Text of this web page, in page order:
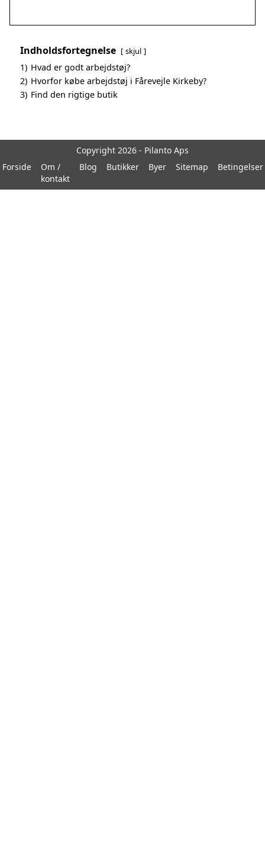
Indholdsfortegnelse skjul
1) Hvad er godt arbejdstøj?
2) Hvorfor købe arbejdstøj i Fårevejle Kirkeby?
3) Find den rigtige butik
Copyright 2026 - Pilanto Aps
Forside
Om /
kontakt
Blog Butikker Byer Sitemap Betingelser